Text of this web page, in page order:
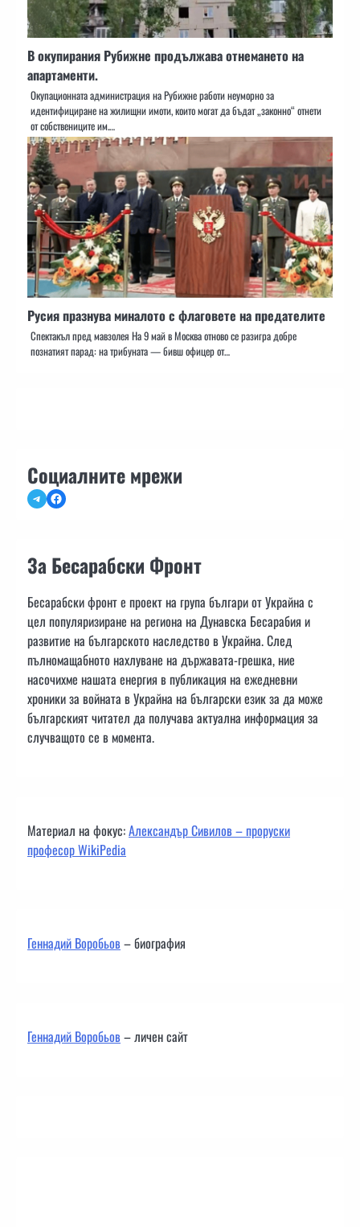
В окупирания Рубижне продължава отнемането на
апартаменти.
Окупационната администрация на Рубижне работи неуморно за
идентифициране на жилищни имоти, които могат да бъдат „законно“ отнети
от собствениците им.…
Русия празнува миналото с флаговете на предателите
Спектакъл пред мавзолея На 9 май в Москва отново се разигра добре
познатият парад: на трибуната — бивш офицер от…
Социалните мрежи
TelegramFacebook
За Бесарабски Фронт
Бесарабски фронт е проект на група българи от Украйна с
цел популяризиране на региона на Дунавска Бесарабия и
развитие на българското наследство в Украйна. След
пълномащабното нахлуване на държавата-грешка, ние
насочихме нашата енергия в публикация на ежедневни
хроники за войната в Украйна на български език за да може
българският читател да получава актуална информация за
случващото се в момента.
Материал на фокус:Александър Сивилов – проруски
професор WikiPedia
Геннадий Воробьов– биография
Геннадий Воробьов– личен сайт